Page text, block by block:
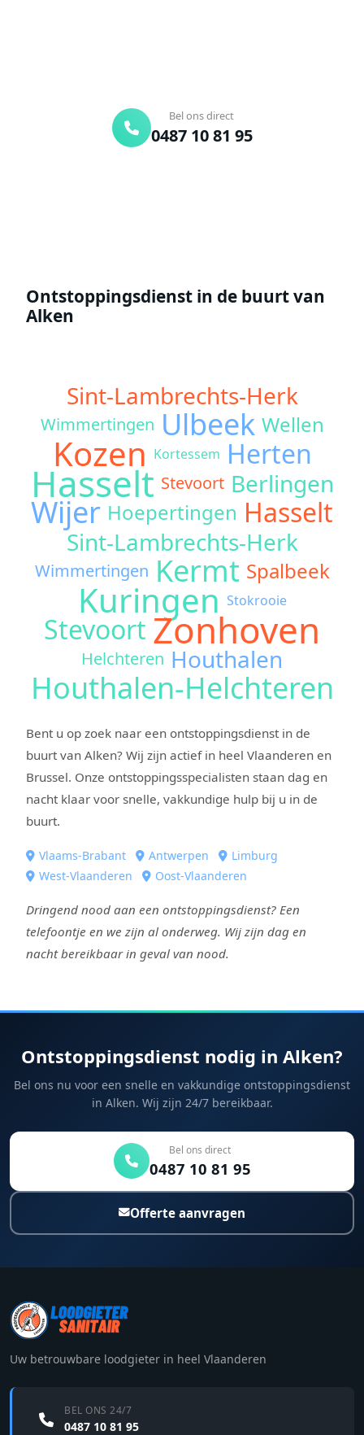
Bel ons direct
0487 10 81 95
Ontstoppingsdienst in de buurt van
Alken
Sint-Lambrechts-Herk
Wimmertingen Ulbeek Wellen
Kozen Kortessem Herten
Hasselt Stevoort Berlingen
Wijer Hoepertingen Hasselt
Sint-Lambrechts-Herk
Wimmertingen Kermt Spalbeek
Kuringen Stokrooie
Stevoort Zonhoven
Helchteren Houthalen
Houthalen-Helchteren
Bent u op zoek naar een ontstoppingsdienst in de
buurt van Alken? Wij zijn actief in heel Vlaanderen en
Brussel. Onze ontstoppingsspecialisten staan dag en
nacht klaar voor snelle, vakkundige hulp bij u in de
buurt.
Vlaams-Brabant Antwerpen
Limburg
West-Vlaanderen
Oost-Vlaanderen
Dringend nood aan een ontstoppingsdienst? Een
telefoontje en we zijn al onderweg. Wij zijn dag en
nacht bereikbaar in geval van nood.
Ontstoppingsdienst nodig in Alken?
Bel ons nu voor een snelle en vakkundige ontstoppingsdienst
in Alken. Wij zijn 24/7 bereikbaar.
Bel ons direct
0487 10 81 95
Offerte aanvragen
Uw betrouwbare loodgieter in heel Vlaanderen
BEL ONS 24/7
0487 10 81 95